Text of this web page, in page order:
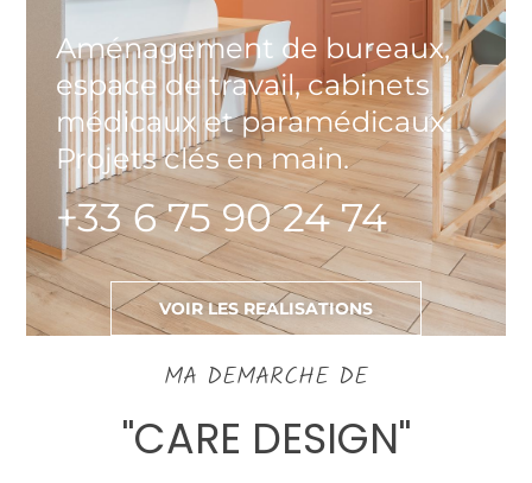
Aménagement de bureaux,
espace de travail, cabinets
médicaux et paramédicaux.
Projets clés en main.
+33 6 75 90 24 74
VOIR LES REALISATIONS
MA DEMARCHE DE
"CARE DESIGN"